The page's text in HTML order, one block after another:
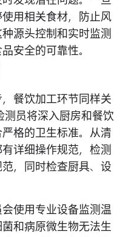
用相关食材，防止风
源头控制和实时监测
安全的可靠性。
餐饮加工环节同样关
测员将深入厨房和餐饮
格的卫生标准。从清
详细操作规范，检测
，同时检查厨具、设
使用专业设备监测温
和病原微生物无法生